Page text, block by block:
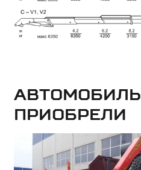
Автомобиль
приобрели